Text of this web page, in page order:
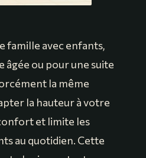
famille avec enfants,
âgée ou pour une suite
la même
la hauteur à votre
et limite les
au quotidien. Cette